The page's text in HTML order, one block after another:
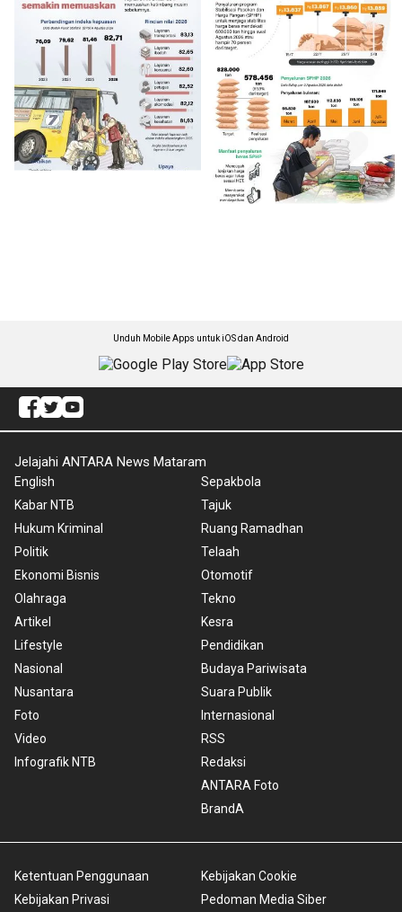
Unduh Mobile Apps untuk iOS dan Android
Jelajahi ANTARA News Mataram
English
Kabar NTB
Hukum Kriminal
Politik
Ekonomi Bisnis
Olahraga
Artikel
Lifestyle
Nasional
Nusantara
Foto
Video
Infografik NTB
Sepakbola
Tajuk
Ruang Ramadhan
Telaah
Otomotif
Tekno
Kesra
Pendidikan
Budaya Pariwisata
Suara Publik
Internasional
RSS
Redaksi
ANTARA Foto
BrandA
Ketentuan Penggunaan
Kebijakan Privasi
Kebijakan Cookie
Pedoman Media Siber